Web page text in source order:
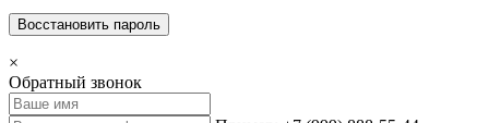
Восстановить пароль
×
Обратный звонок